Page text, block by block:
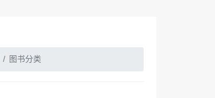
图书分类